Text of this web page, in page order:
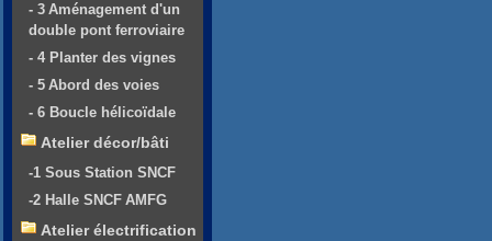
- 3 Aménagement d'un
double pont ferroviaire
- 4 Planter des vignes
- 5 Abord des voies
- 6 Boucle hélicoïdale
Atelier décor/bâti
-1 Sous Station SNCF
-2 Halle SNCF AMFG
Atelier électrification